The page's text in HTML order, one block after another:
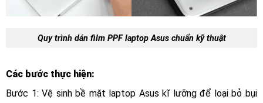
Quy trình dán film PPF laptop Asus chuẩn kỹ thuật
Các bước thực hiện:
Bước 1: Vệ sinh bề mặt laptop Asus kĩ lưỡng để loại bỏ bụi